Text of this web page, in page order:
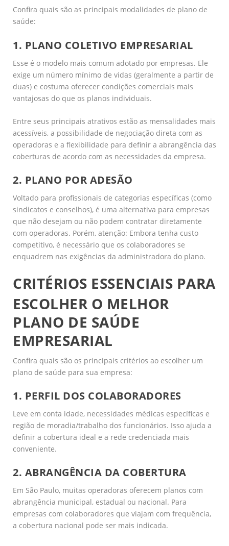
Confira quais são as principais modalidades de plano de
saúde:
1. PLANO COLETIVO EMPRESARIAL
Esse é o modelo mais comum adotado por empresas. Ele
exige um número mínimo de vidas (geralmente a partir de
duas) e costuma oferecer condições comerciais mais
vantajosas do que os planos individuais.
Entre seus principais atrativos estão as mensalidades mais
acessíveis, a possibilidade de negociação direta com as
operadoras e a flexibilidade para definir a abrangência das
coberturas de acordo com as necessidades da empresa.
2. PLANO POR ADESÃO
Voltado para profissionais de categorias específicas (como
sindicatos e conselhos), é uma alternativa para empresas
que não desejam ou não podem contratar diretamente
com operadoras. Porém, atenção: Embora tenha custo
competitivo, é necessário que os colaboradores se
enquadrem nas exigências da administradora do plano.
CRITÉRIOS ESSENCIAIS PARA
ESCOLHER O MELHOR
PLANO DE SAÚDE
EMPRESARIAL
Confira quais são os principais critérios ao escolher um
plano de saúde para sua empresa:
1. PERFIL DOS COLABORADORES
Leve em conta idade, necessidades médicas específicas e
região de moradia/trabalho dos funcionários. Isso ajuda a
definir a cobertura ideal e a rede credenciada mais
conveniente.
2. ABRANGÊNCIA DA COBERTURA
Em São Paulo, muitas operadoras oferecem planos com
abrangência municipal, estadual ou nacional. Para
empresas com colaboradores que viajam com frequência,
a cobertura nacional pode ser mais indicada.